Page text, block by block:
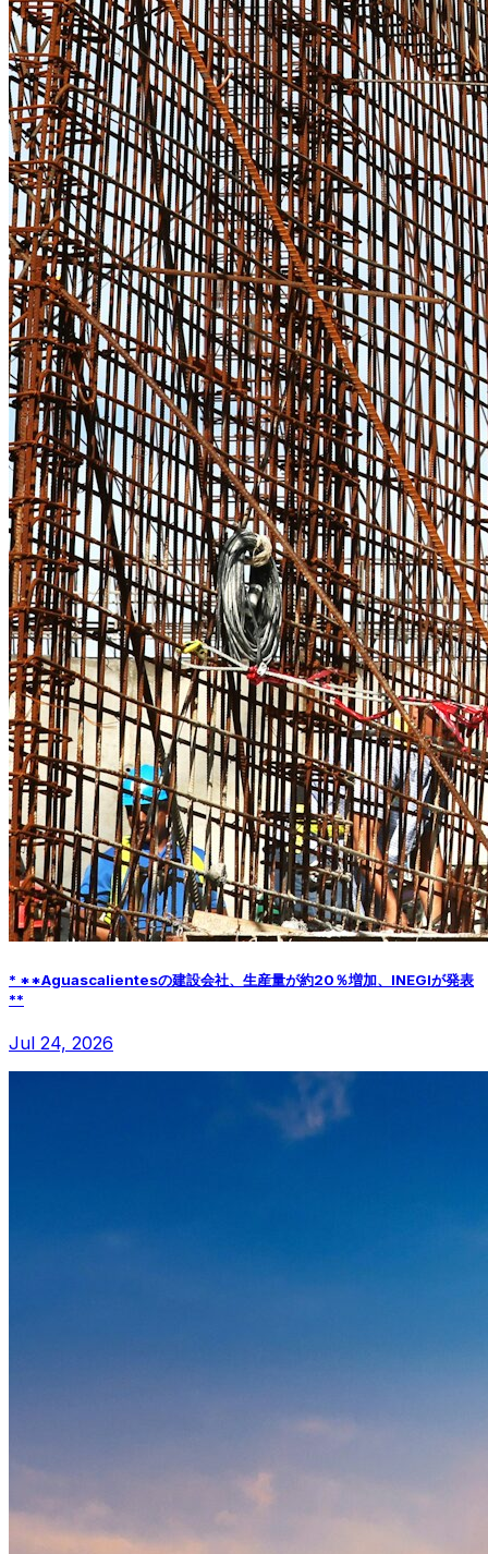
* **Aguascalientesの建設会社、生産量が約20％増加、INEGIが発表
**
Jul 24, 2026